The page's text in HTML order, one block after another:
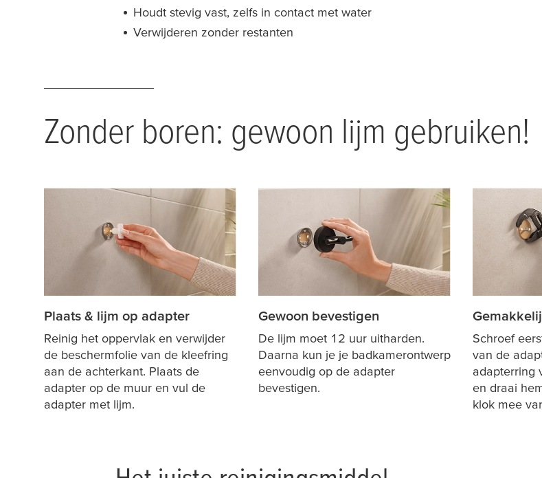
Houdt stevig vast, zelfs in contact met water
Verwijderen zonder restanten
Zonder boren: gewoon lijm gebruiken!
Plaats & lijm op adapter
Reinig het oppervlak en verwijder
de beschermfolie van de kleefring
aan de achterkant. Plaats de
adapter op de muur en vul de
adapter met lijm.
Gewoon bevestigen
De lijm moet 12 uur uitharden.
Daarna kun je je badkamerontwerp
eenvoudig op de adapter
bevestigen.
Schroef
van de
adapterring
en draai
klok mee